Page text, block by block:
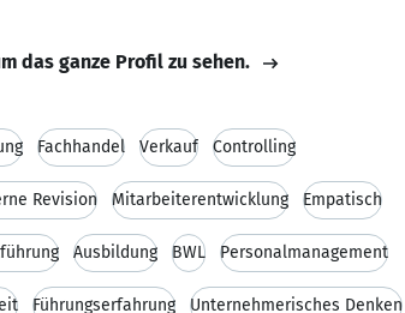
das ganze Profil zu sehen.
Fachhandel Verkauf Controlling
Revision Mitarbeiterentwicklung Empatisch
Ausbildung BWL Personalmanagement
Führungserfahrung Unternehmerisches Denken